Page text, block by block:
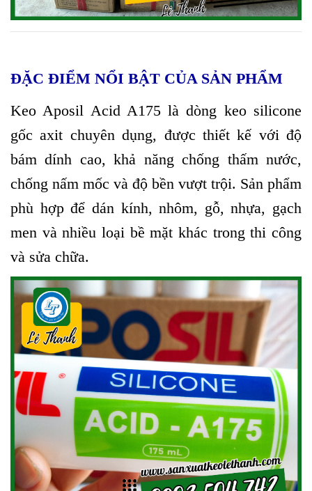
ĐẶC ĐIỂM NỔI BẬT CỦA SẢN PHẨM
Keo Aposil Acid A175 là dòng keo silicone
gốc axit chuyên dụng, được thiết kế với độ
bám dính cao, khả năng chống thấm nước,
chống nấm mốc và độ bền vượt trội. Sản phẩm
phù hợp để dán kính, nhôm, gỗ, nhựa, gạch
men và nhiều loại bề mặt khác trong thi công
và sửa chữa.